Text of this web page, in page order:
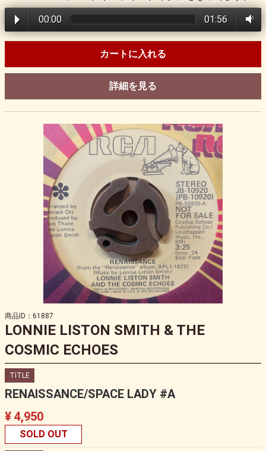
00:00 01:56
カートに入れる
詳細を見る
商品ID：61887
LONNIE LISTON SMITH & THE
COSMIC ECHOES
TITLE
RENAISSANCE/SPACE LADY #A
¥ 4,950
SOLD OUT